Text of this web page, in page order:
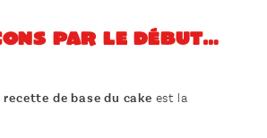
par le début…
recette de base du cake est la